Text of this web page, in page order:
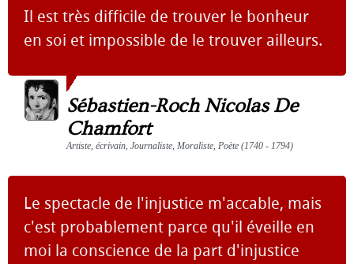
Il est très difficile de trouver le bonheur
en soi et impossible de le trouver ailleurs.
Sébastien-Roch Nicolas De
Chamfort
Artiste, écrivain, Journaliste, Moraliste, Poète (1740 - 1794)
Le spectacle de l'injustice m'accable, mais
c'est probablement parce qu'il éveille en
moi la conscience de la part d'injustice